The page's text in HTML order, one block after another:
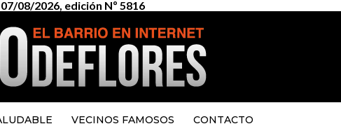
08/2026, edición Nº 5816
VECINOS FAMOSOS CONTACTO